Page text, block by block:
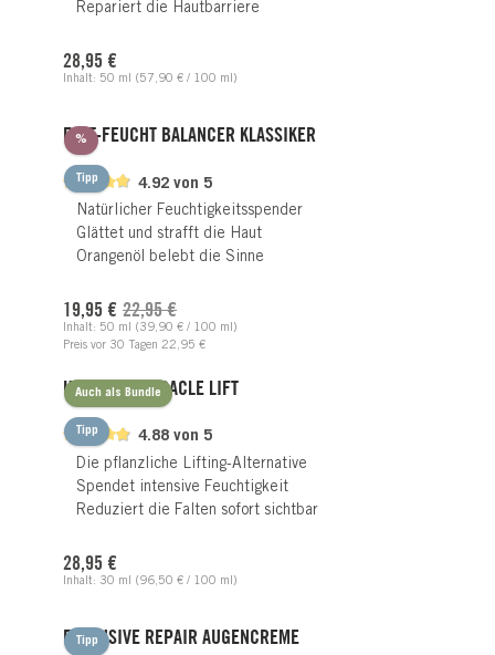
Repariert die Hautbarriere
Inhalt: 50 ml (57,90 € / 100 ml)
28,95 €
%Rabatt
Tipp 4.92 von 5
FETT-FEUCHT BALANCER KLASSIKER
Natürlicher Feuchtigkeitsspender
Glättet und strafft die Haut
Orangenöl belebt die Sinne
Inhalt: 50 ml (39,90 € / 100 ml)
Preis vor 30 Tagen 22,95 €
19,95 € Regulärer Preis:
22,95 €
Tipp
Auch als Bundle
4.88 von 5
HYALURON MIRACLE LIFT
Die pflanzliche Lifting-Alternative
Spendet intensive Feuchtigkeit
Reduziert die Falten sofort sichtbar
Inhalt: 30 ml (96,50 € / 100 ml)
28,95 €
Tipp
EXCLUSIVE REPAIR AUGENCREME